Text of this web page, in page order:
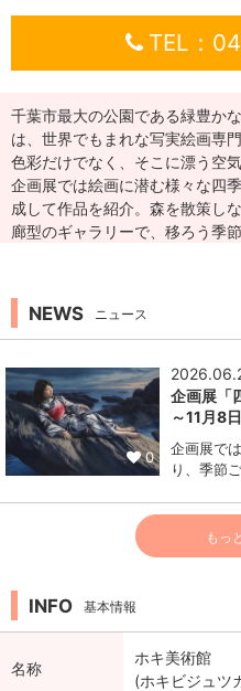
TEL：
千葉市最大の公園である緑豊か
は、世界でもまれな写実絵画専
色彩だけでなく、そこに漂う空
企画展では絵画に潜む様々な四
成して作品を紹介。森を散策し
廊型のギャラリーで、移ろう季
NEWS ニュース
0
企画展「
～11月8
企画展で
り、季節
もっ
INFO 基本情報
名称
ホキ美術館
(ホキビジュツ